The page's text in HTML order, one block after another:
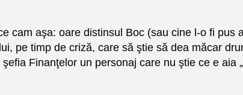
cam aşa: oare distinsul Boc (sau cine l-o fi pus
pe timp de criză, care să ştie să dea măcar
Finanţelor un personaj care nu ştie ce e aia